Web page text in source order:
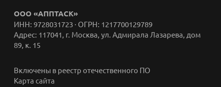
ООО «АППТАСК»
ИНН: 9728031723 · ОГРН: 1217700129789
Адрес: 117041, г. Москва, ул. Адмирала Лазарева, дом
89, к. 15
Карта сайта
Включены в реестр отечественного ПО